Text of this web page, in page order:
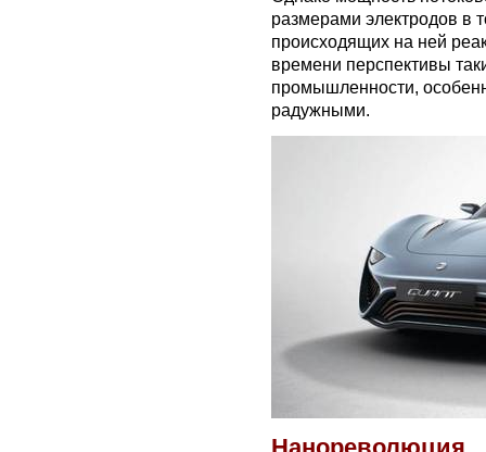
размерами электродов в
происходящих на ней
времени перспективы
промышленности,
радужными.